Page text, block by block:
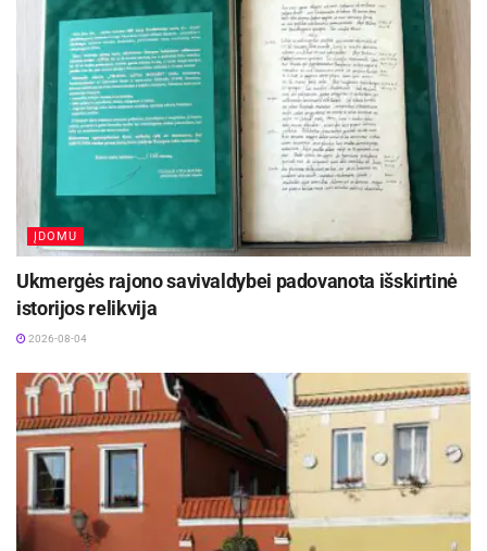
ĮDOMU
Ukmergės rajono savivaldybei padovanota išskirtinė
istorijos relikvija
2026-08-04